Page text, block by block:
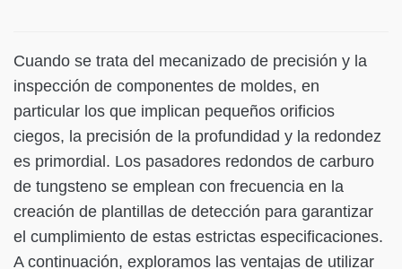
Cuando se trata del mecanizado de precisión y la
inspección de componentes de moldes, en
particular los que implican pequeños orificios
ciegos, la precisión de la profundidad y la redondez
es primordial. Los pasadores redondos de carburo
de tungsteno se emplean con frecuencia en la
creación de plantillas de detección para garantizar
el cumplimiento de estas estrictas especificaciones.
A continuación, exploramos las ventajas de utilizar